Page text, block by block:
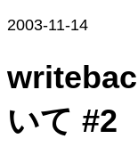
2003-11-14
いて #2